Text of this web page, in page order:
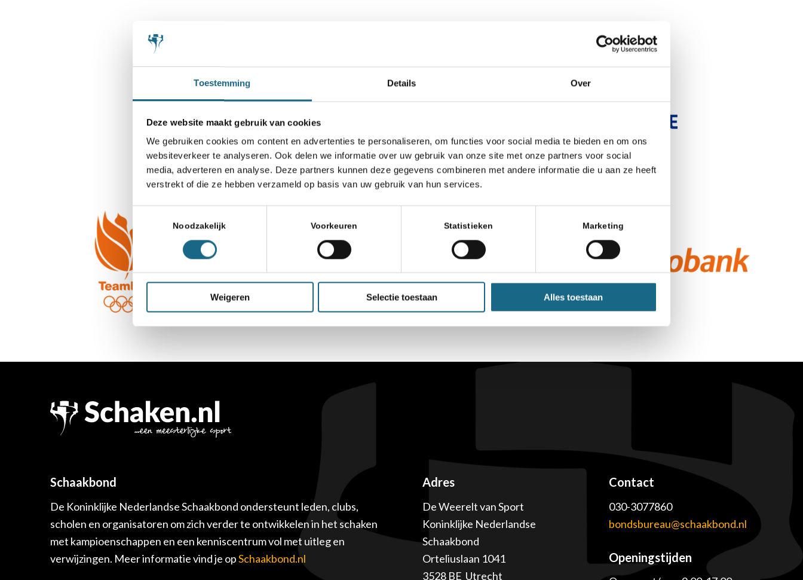
Toestemming Details Over
Deze website maakt gebruik van cookies
We gebruiken cookies om content en advertenties te personaliseren, om functies voor social media te bieden en om ons
websiteverkeer te analyseren. Ook delen we informatie over uw gebruik van onze site met onze partners voor social
media, adverteren en analyse. Deze partners kunnen deze gegevens combineren met andere informatie die u aan ze heeft
verstrekt of die ze hebben verzameld op basis van uw gebruik van hun services.
Noodzakelijk Voorkeuren Statistieken Marketing
Weigeren Selectie toestaan Alles toestaan
Schaakbond
De Koninklijke Nederlandse Schaakbond ondersteunt leden, clubs,
scholen en organisatoren om zich verder te ontwikkelen in het schaken
met kampioenschappen en een kenniscentrum vol met uitleg en
verwijzingen. Meer informatie vind je opSchaakbond.nl
Adres
De Weerelt van Sport
Koninklijke Nederlandse
Schaakbond
Orteliuslaan 1041
3528 BE Utrecht
Contact
030-3077860
bondsbureau@schaakbond.nl
Openingstijden